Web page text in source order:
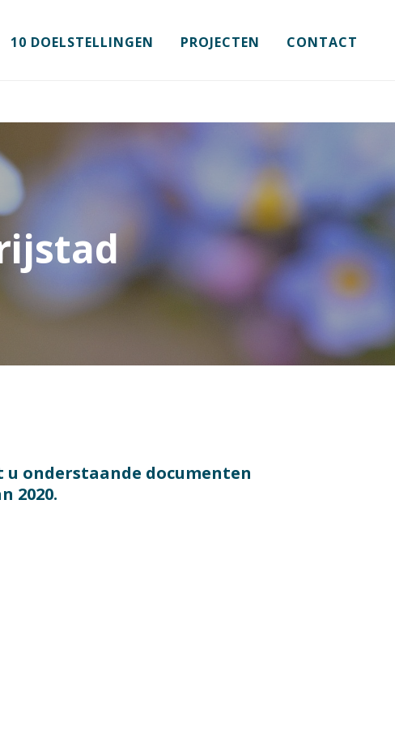
10 DOELSTELLINGEN PROJECTEN CONTACT
onderstaande documenten
2020.